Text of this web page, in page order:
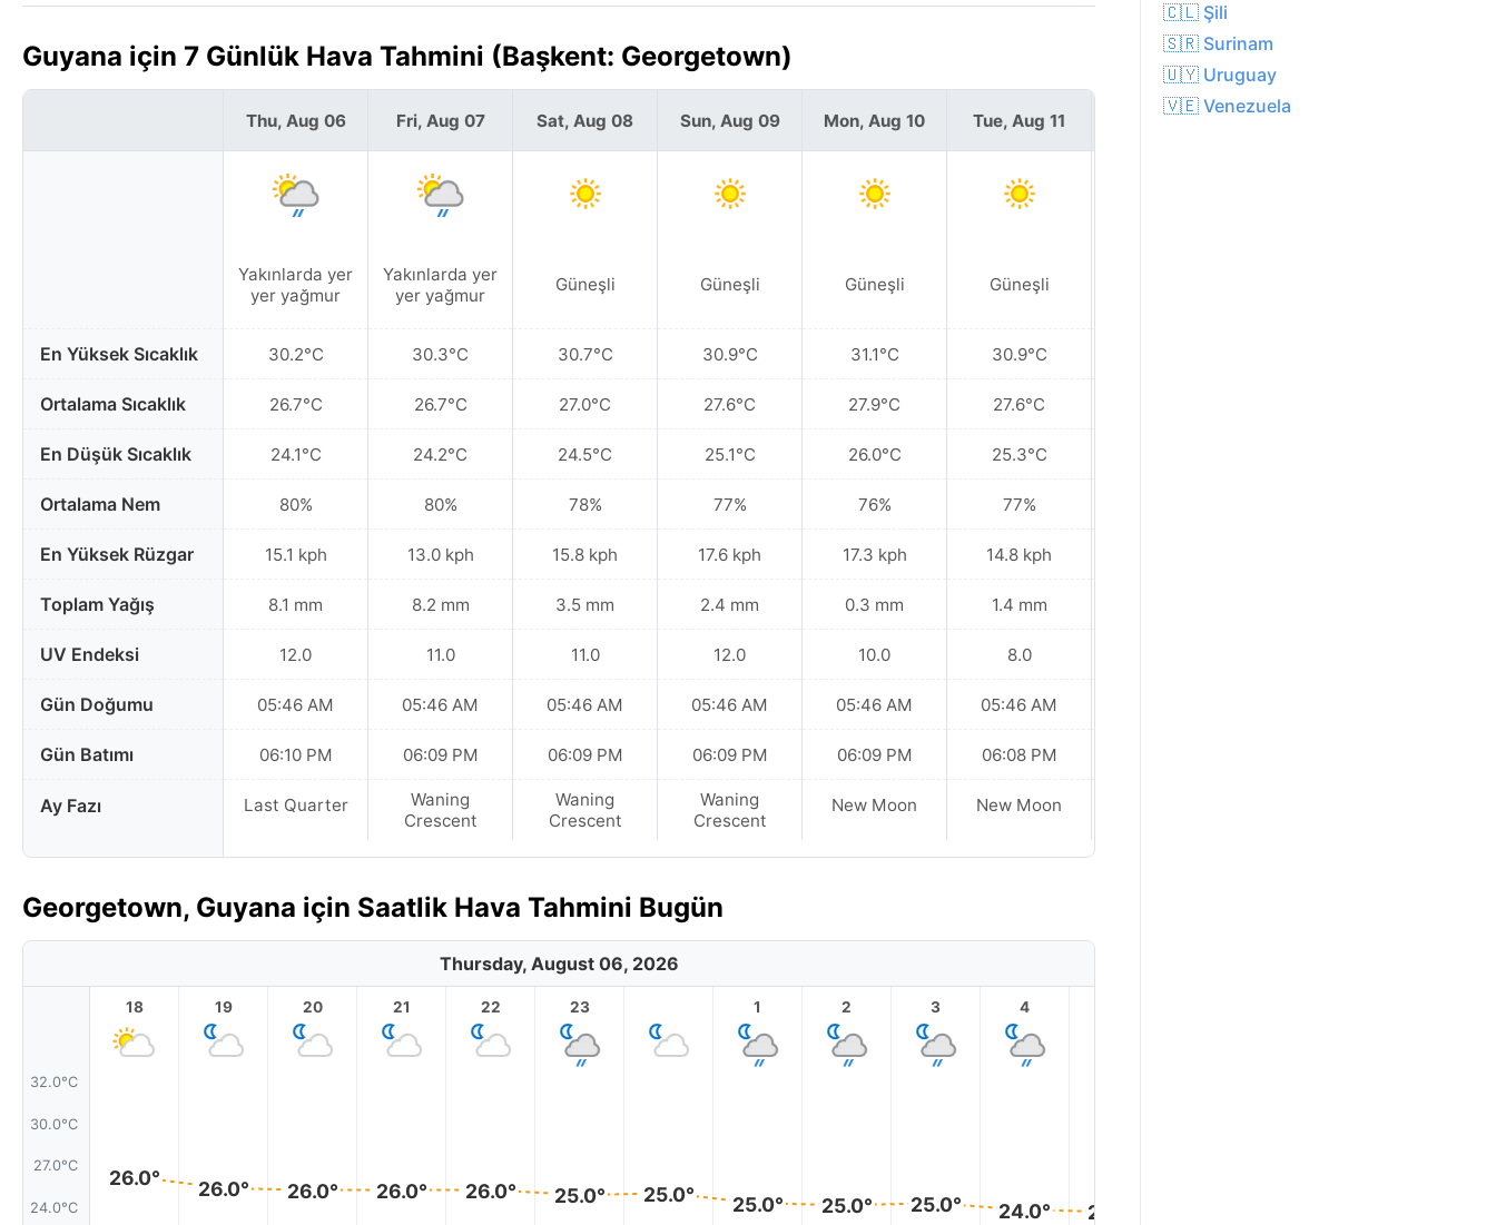
Guyana için 7 Günlük Hava Tahmini (Başkent: Georgetown)
En Yüksek Sıcaklık
Ortalama Sıcaklık
En Düşük Sıcaklık
Ortalama Nem
En Yüksek Rüzgar
Toplam Yağış
UV Endeksi
Gün Doğumu
Gün Batımı
Ay Fazı
Thu, Aug 06
Yakınlarda yer
yer yağmur
30.2°C
26.7°C
24.1°C
80%
15.1 kph
8.1 mm
12.0
05:46 AM
06:10 PM
Last Quarter
Fri, Aug 07
Yakınlarda yer
yer yağmur
30.3°C
26.7°C
24.2°C
80%
13.0 kph
8.2 mm
11.0
05:46 AM
06:09 PM
Waning
Crescent
Sat, Aug 08
Güneşli
30.7°C
27.0°C
24.5°C
78%
15.8 kph
3.5 mm
11.0
05:46 AM
06:09 PM
Waning
Crescent
Sun, Aug 09
Güneşli
30.9°C
27.6°C
25.1°C
77%
17.6 kph
2.4 mm
12.0
05:46 AM
06:09 PM
Waning
Crescent
Mon, Aug 10
Güneşli
31.1°C
27.9°C
26.0°C
76%
17.3 kph
0.3 mm
10.0
05:46 AM
06:09 PM
New Moon
Tue, Aug 11
Güneşli
30.9°C
27.6°C
25.3°C
77%
14.8 kph
1.4 mm
8.0
05:46 AM
06:08 PM
New Moon
Wed, Aug 12
Georgetown, Guyana için Saatlik Hava Tahmini Bugün
Thursday, August 06, 2026
32.0°C
30.0°C
27.0°C
24.0°C
18
26.0°
19
26.0°
20
26.0°
21
26.0°
22
26.0°
23
25.0° 25.0°
1
25.0°
2
25.0°
3
25.0°
4
24.0° 24.0°
🇨🇱 Şili
🇸🇷 Surinam
🇺🇾 Uruguay
🇻🇪 Venezuela